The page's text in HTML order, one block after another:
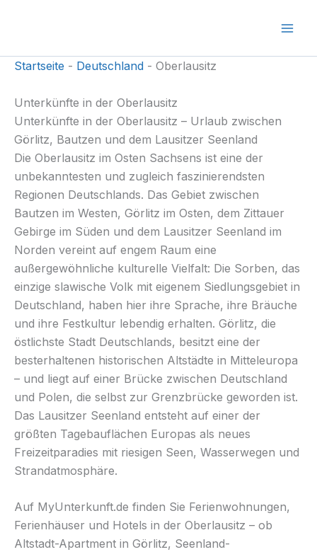
Startseite - Deutschland - Oberlausitz
Unterkünfte in der Oberlausitz
Unterkünfte in der Oberlausitz – Urlaub zwischen
Görlitz, Bautzen und dem Lausitzer Seenland
Die Oberlausitz im Osten Sachsens ist eine der
unbekanntesten und zugleich faszinierendsten
Regionen Deutschlands. Das Gebiet zwischen
Bautzen im Westen, Görlitz im Osten, dem Zittauer
Gebirge im Süden und dem Lausitzer Seenland im
Norden vereint auf engem Raum eine
außergewöhnliche kulturelle Vielfalt: Die Sorben, das
einzige slawische Volk mit eigenem Siedlungsgebiet in
Deutschland, haben hier ihre Sprache, ihre Bräuche
und ihre Festkultur lebendig erhalten. Görlitz, die
östlichste Stadt Deutschlands, besitzt eine der
besterhaltenen historischen Altstädte in Mitteleuropa
– und liegt auf einer Brücke zwischen Deutschland
und Polen, die selbst zur Grenzbrücke geworden ist.
Das Lausitzer Seenland entsteht auf einer der
größten Tagebauflächen Europas als neues
Freizeitparadies mit riesigen Seen, Wasserwegen und
Strandatmosphäre.
Auf MyUnterkunft.de finden Sie Ferienwohnungen,
Ferienhäuser und Hotels in der Oberlausitz – ob
Altstadt-Apartment in Görlitz, Seenland-